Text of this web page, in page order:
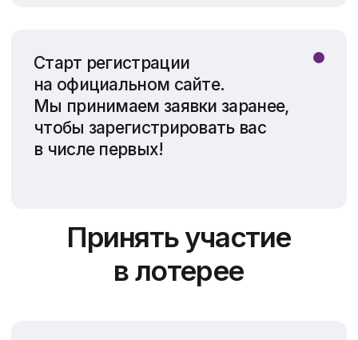
уникальным номером
(confirmation number) для
самостоятельной проверки
результата на официальном сайте
лотереи.
ВНИМАНИЕ!